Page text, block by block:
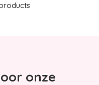
onze